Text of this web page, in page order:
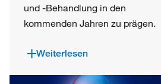
und -Behandlung in den
kommenden Jahren zu prägen.
Weiterlesen